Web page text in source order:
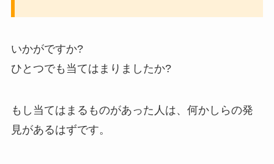
いかがですか?
ひとつでも当てはまりましたか?
もし当てはまるものがあった人は、何かしらの発
見があるはずです。